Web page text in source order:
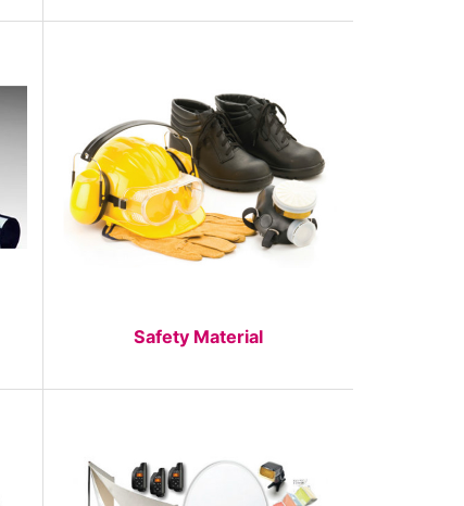
Safety Material